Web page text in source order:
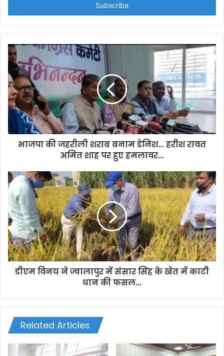
r
y
u
r
m
a
i
l
a
d
s
s
भाजपा की जहरीली शराब बनाम डेनिश... हरीश रावत
अमित शाह पर हुए हमलावर...
डीएम विनय ने ज्वालापुर में संसार सिंह के खेत में काटी
धान की फसल...
Related Articles